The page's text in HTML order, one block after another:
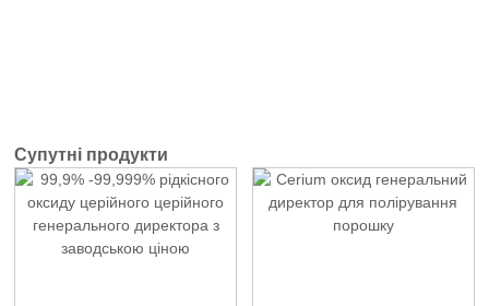
Супутні продукти